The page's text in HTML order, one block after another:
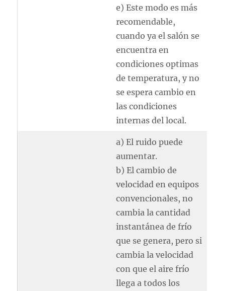
e) Este modo es más
recomendable,
cuando ya el salón se
encuentra en
condiciones optimas
de temperatura, y no
se espera cambio en
las condiciones
internas del local.
a) El ruido puede
aumentar.
b) El cambio de
velocidad en equipos
convencionales, no
cambia la cantidad
instantánea de frío
que se genera, pero si
cambia la velocidad
con que el aire frío
llega a todos los